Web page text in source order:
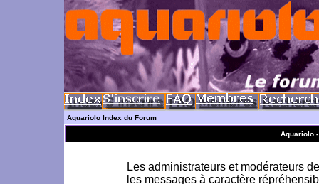
Aquariolo Index du Forum
Aquariolo
Les administrateurs et modérateurs
les messages à caractère